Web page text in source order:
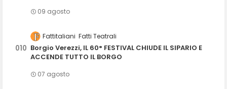
09 agosto
Fattitaliani Fatti Teatrali
Borgio Verezzi, IL 60° FESTIVAL CHIUDE IL SIPARIO E
ACCENDE TUTTO IL BORGO
07 agosto